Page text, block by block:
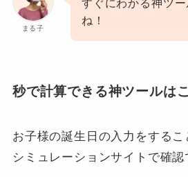
まる子
すぐにわかる神ツ
ね！
秒で計算できる神ツールは
お子様の誕生日の入力をする
シミュレーションサイトで確認